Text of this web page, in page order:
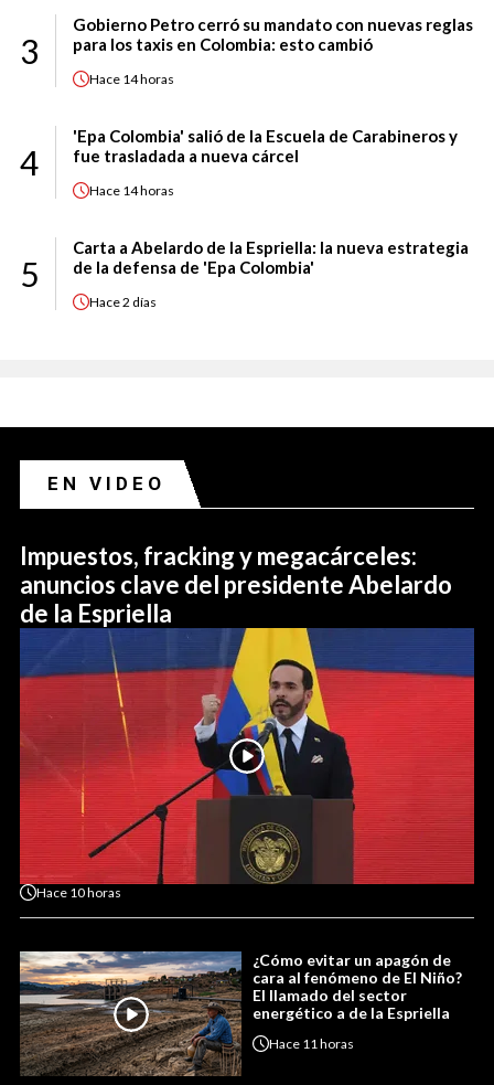
3
Gobierno Petro cerró su mandato con nuevas reglas
para los taxis en Colombia: esto cambió
Hace 14 horas
4
'Epa Colombia' salió de la Escuela de Carabineros y
fue trasladada a nueva cárcel
Hace 14 horas
5
Carta a Abelardo de la Espriella: la nueva estrategia
de la defensa de 'Epa Colombia'
Hace2 días
EN VIDEO
Impuestos, fracking y megacárceles:
anuncios clave del presidente Abelardo
de la Espriella
Hace 10 horas
¿Cómo evitar un apagón de
cara al fenómeno de El Niño?
El llamado del sector
energético a de la Espriella
Hace 11 horas